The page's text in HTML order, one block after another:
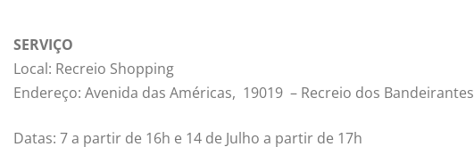
SERVIÇO
Local: Recreio Shopping
Endereço: Avenida das Américas, 19019 – Recreio dos Bandeirantes
Datas: 7 a partir de 16h e 14 de Julho a partir de 17h